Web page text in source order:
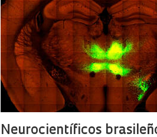
Neurocientíficos